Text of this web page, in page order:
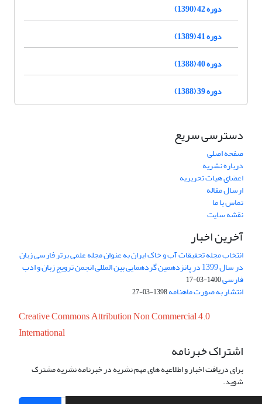
دوره 42 (1390)
دوره 41 (1389)
دوره 40 (1388)
دوره 39 (1388)
دسترسی سریع
صفحه اصلی
درباره نشریه
اعضای هیات تحریریه
ارسال مقاله
تماس با ما
نقشه سایت
آخرین اخبار
انتخاب مجله تحقیقات آب و خاک ایران به عنوان مجله علمی برتر فارسی زبان
در سال 1399 در پانزدهمین گردهمایی بین المللی انجمن ترویج زبان و ادب
فارسی1400-03-17
انتشار به صورت ماهنامه1398-03-27
Creative Commons Attribution Non Commercial 4.0
International
اشتراک خبرنامه
برای دریافت اخبار و اطلاعیه های مهم نشریه در خبرنامه نشریه مشترک
شوید.